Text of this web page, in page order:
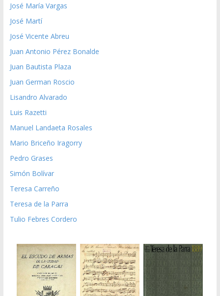
José María Vargas
José Martí
José Vicente Abreu
Juan Antonio Pérez Bonalde
Juan Bautista Plaza
Juan German Roscio
Lisandro Alvarado
Luis Razetti
Manuel Landaeta Rosales
Mario Briceño Iragorry
Pedro Grases
Simón Bolívar
Teresa Carreño
Teresa de la Parra
Tulio Febres Cordero